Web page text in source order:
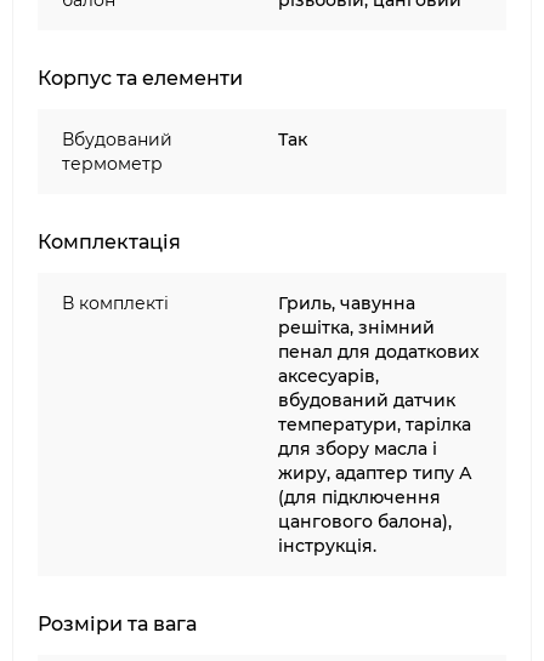
Корпус та елементи
Вбудований
термометр
Так
Комплектація
В комплекті
Гриль, чавунна
решітка, знімний
пенал для додаткових
аксесуарів,
вбудований датчик
температури, тарілка
для збору масла і
жиру, адаптер типу А
(для підключення
цангового балона),
інструкція.
Розміри та вага